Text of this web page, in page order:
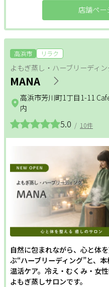
店舗ペー
高浜市 リラク
よもぎ蒸し・ハーブリーディン
MANA
5.0 / 10件
高浜市芳川町1丁目1-11
内
自然に包まれながら、心と体
ぶ“ハーブリーディング”と、
温活ケア。冷え・むくみ・女
よもぎ蒸しサロンです。